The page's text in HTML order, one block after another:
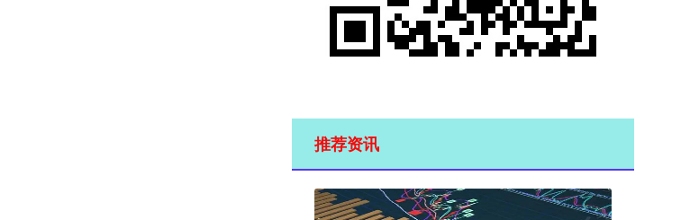
推荐资讯